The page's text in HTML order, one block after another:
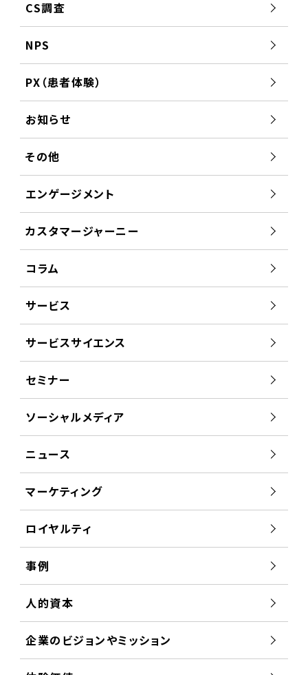
CS調査
NPS
PX（患者体験）
お知らせ
その他
エンゲージメント
カスタマージャーニー
コラム
サービス
サービスサイエンス
セミナー
ソーシャルメディア
ニュース
マーケティング
ロイヤルティ
事例
人的資本
企業のビジョンやミッション